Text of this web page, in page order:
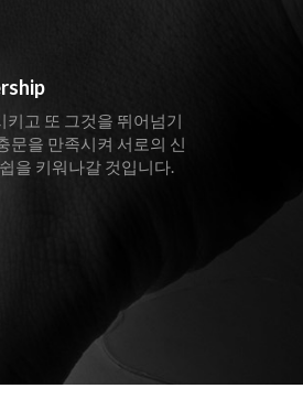
고 또 그것을 뛰어넘기
문을 만족시켜 서로의 신
을 키워나갈 것입니다.